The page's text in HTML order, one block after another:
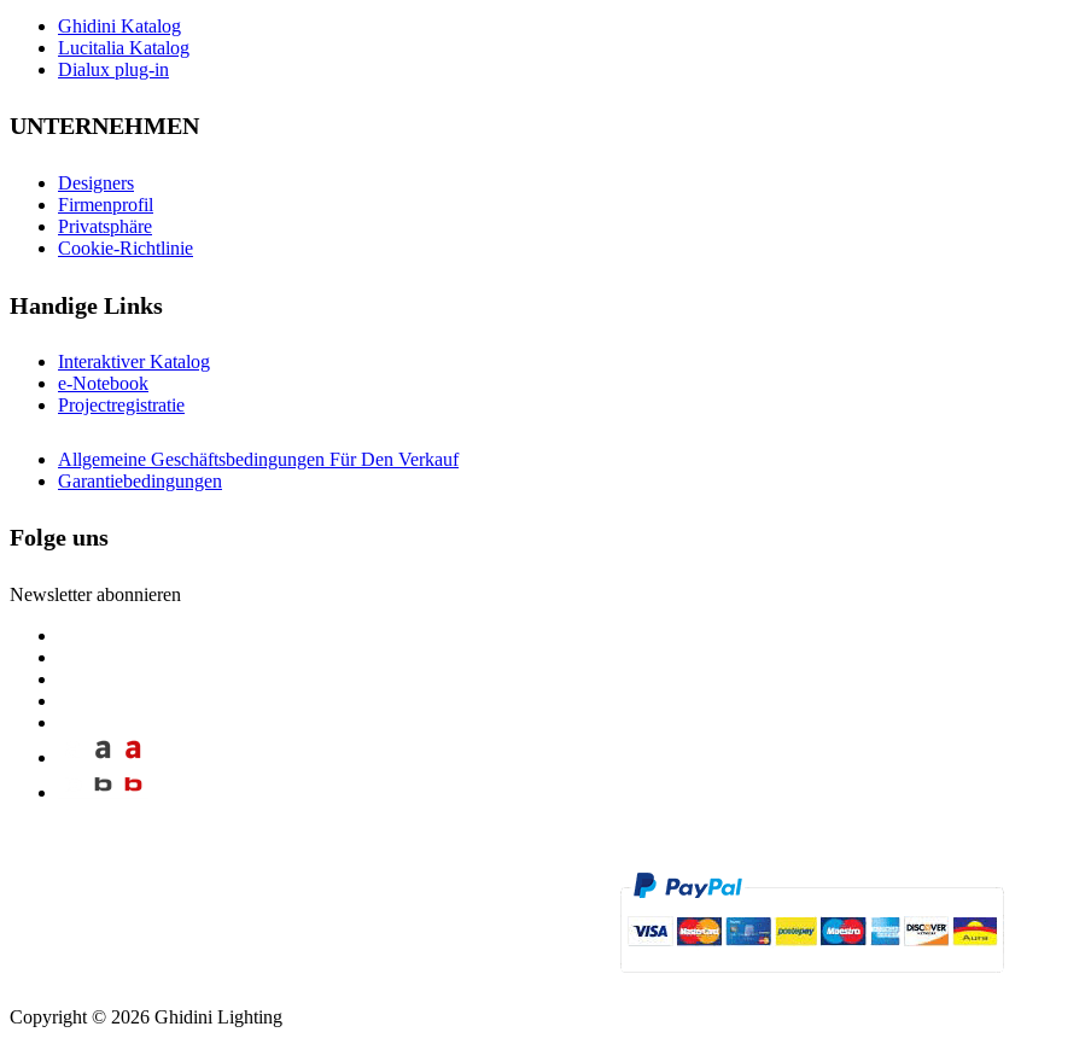
Ghidini Katalog
Lucitalia Katalog
Dialux plug-in
UNTERNEHMEN
Designers
Firmenprofil
Privatsphäre
Cookie-Richtlinie
Handige Links
Interaktiver Katalog
e-Notebook
Projectregistratie
Allgemeine Geschäftsbedingungen Für Den Verkauf
Garantiebedingungen
Folge uns
Newsletter abonnieren
Copyright © 2026 Ghidini Lighting